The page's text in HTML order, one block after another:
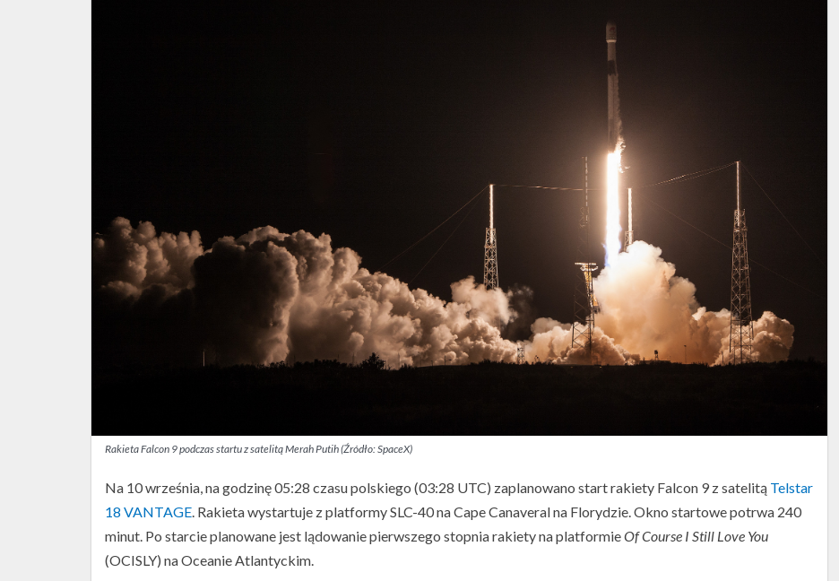
Rakieta Falcon 9 podczas startu z satelitą Merah Putih (Źródło: SpaceX)
Na 10 września, na godzinę 05:28 czasu polskiego (03:28 UTC) zaplanowano start rakiety Falcon 9 z satelitą Telstar
18 VANTAGE. Rakieta wystartuje z platformy SLC-40 na Cape Canaveral na Florydzie. Okno startowe potrwa 240
minut. Po starcie planowane jest lądowanie pierwszego stopnia rakiety na platformieOf Course I Still Love You
(OCISLY) na Oceanie Atlantyckim.